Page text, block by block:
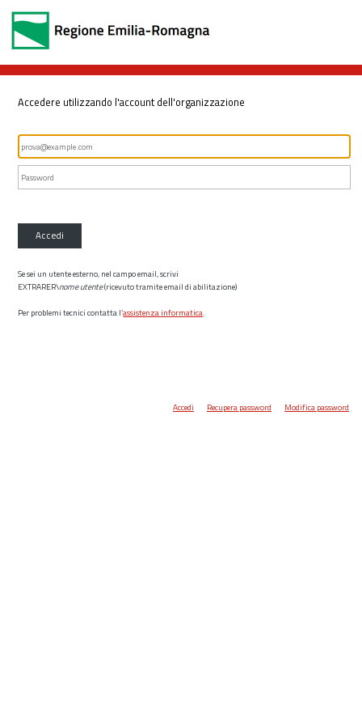
Accedere utilizzando l'account dell'organizzazione
Accedi
Se sei un utente esterno, nel campo email, scrivi
EXTRARER\nome utente(ricevuto tramite email di abilitazione)
Per problemi tecnici contatta l’assistenza informatica.
Accedi Recupera password Modifica password